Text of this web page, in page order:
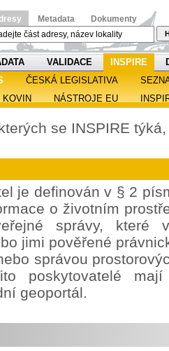
Metadata Dokumenty
VALIDACE INSPIRE
ČESKÁ LEGISLATIVA
KOVIN NÁSTROJE EU
se INSPIRE
je definován v § 2
o životním
správy, které
jimi pověřené
správou
poskytovatelé
geoportál.